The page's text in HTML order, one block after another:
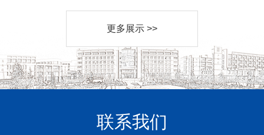
更多展示 >>
联系我们